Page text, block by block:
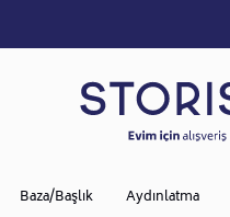
Baza/Başlık Aydınlatma